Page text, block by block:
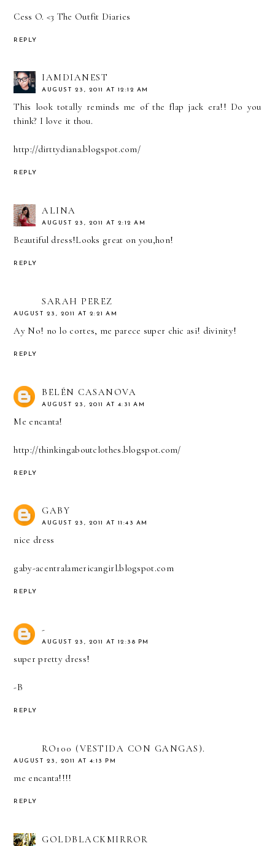
Cess O. <3 The Outfit Diaries
REPLY
IAMDIANEST
AUGUST 23, 2011 AT 12:12 AM
This look totally reminds me of the flap jack era!! Do you
think? I love it thou.
http://dirttydiana.blogspot.com/
REPLY
ALINA
AUGUST 23, 2011 AT 2:12 AM
Beautiful dress!Looks great on you,hon!
REPLY
SARAH PEREZ
AUGUST 23, 2011 AT 2:21 AM
Ay No! no lo cortes, me parece super chic asi! divinity!
REPLY
BELÉN CASANOVA
AUGUST 23, 2011 AT 4:31 AM
Me encanta!
http://thinkingaboutclothes.blogspot.com/
REPLY
GABY
AUGUST 23, 2011 AT 11:43 AM
nice dress
gaby-acentralamericangirl.blogspot.com
REPLY
-
AUGUST 23, 2011 AT 12:38 PM
super pretty dress!
-B
REPLY
RO100 (VESTIDA CON GANGAS).
AUGUST 23, 2011 AT 4:13 PM
me encanta!!!!
REPLY
GOLDBLACKMIRROR